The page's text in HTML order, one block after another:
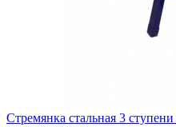
Стремянка стальная 3 ступени